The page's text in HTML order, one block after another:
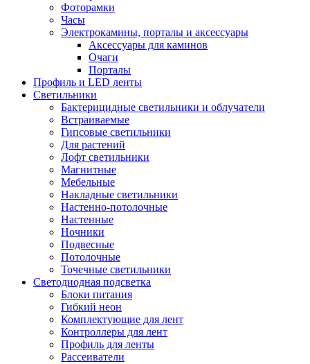
Фоторамки
Часы
Электрокамины, порталы и аксессуары
Аксессуары для каминов
Очаги
Порталы
Профиль и LED ленты
Светильники
Бактерицидные светильники и облучатели
Встраиваемые
Гипсовые светильники
Для растений
Лофт светильники
Магнитные
Мебельные
Накладные светильники
Настенно-потолочные
Настенные
Ночники
Подвесные
Потолочные
Точечные светильники
Светодиодная подсветка
Блоки питания
Гибкий неон
Комплектующие для лент
Контроллеры для лент
Профиль для ленты
Рассеиватели